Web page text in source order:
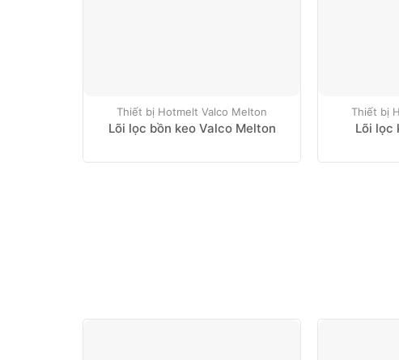
Thiết bị Hotmelt Valco Melton
Lõi lọc bồn keo Valco Melton
Thiết bị
Lõi lọc